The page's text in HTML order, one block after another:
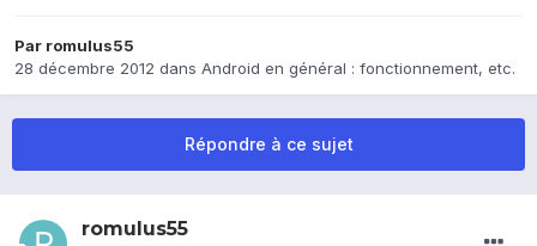
Par romulus55
28 décembre 2012 dans Android en général : fonctionnement, etc.
Répondre à ce sujet
romulus55